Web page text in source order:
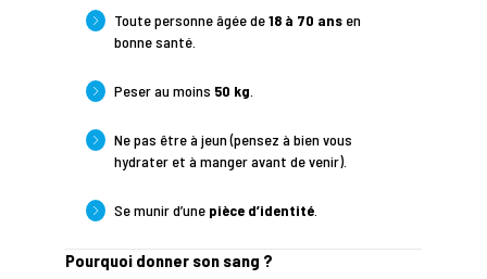
Toute personne âgée de18 à 70 ans en
bonne santé.
Peser au moins 50 kg
Ne pas être à jeun (pensez à bien vous
hydrater et à manger avant de venir).
Se munir d’une pièce d’identité
Pourquoi donner son sang ?